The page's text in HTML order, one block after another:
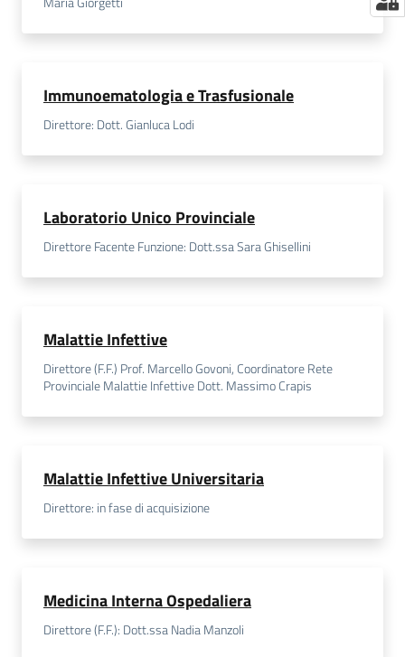
Immunoematologia e Trasfusionale
Direttore: Dott. Gianluca Lodi
Laboratorio Unico Provinciale
Direttore Facente Funzione: Dott.ssa Sara Ghisellini
Malattie Infettive
Direttore (F.F.) Prof. Marcello Govoni, Coordinatore Rete
Provinciale Malattie Infettive Dott. Massimo Crapis
Malattie Infettive Universitaria
Direttore: in fase di acquisizione
Medicina Interna Ospedaliera
Direttore (F.F.): Dott.ssa Nadia Manzoli